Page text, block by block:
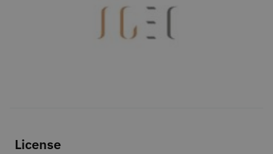
License